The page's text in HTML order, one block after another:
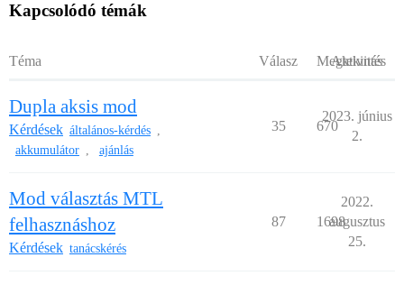
Kapcsolódó témák
Téma Válasz Megtekintés
Aktivitás
Dupla aksis mod
Kérdések általános-kérdés ,
akkumulátor , ajánlás
35 670
2023. június
2.
Mod választás MTL
felhasznáshoz
Kérdések tanácskérés
87 1698
2022.
augusztus
25.